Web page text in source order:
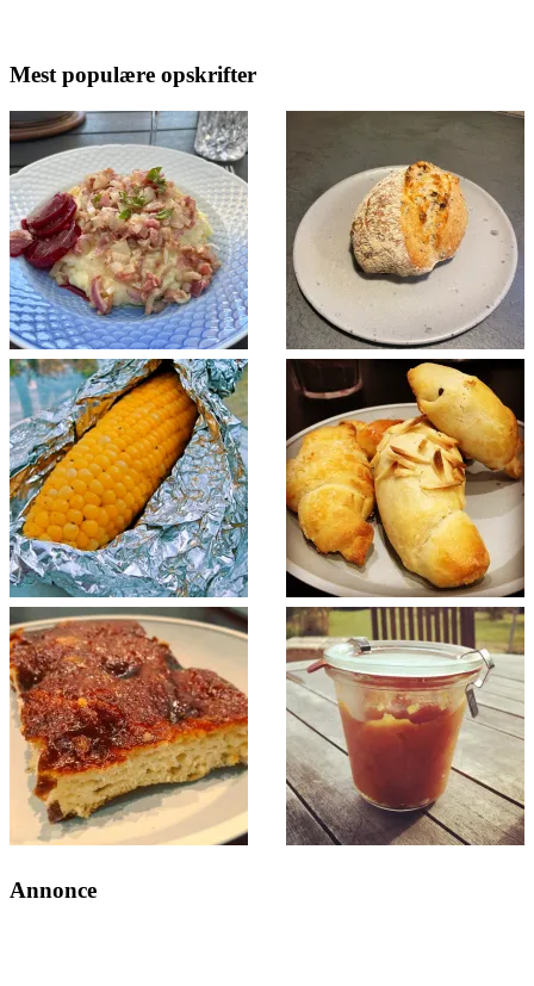
Mest populære opskrifter
Annonce